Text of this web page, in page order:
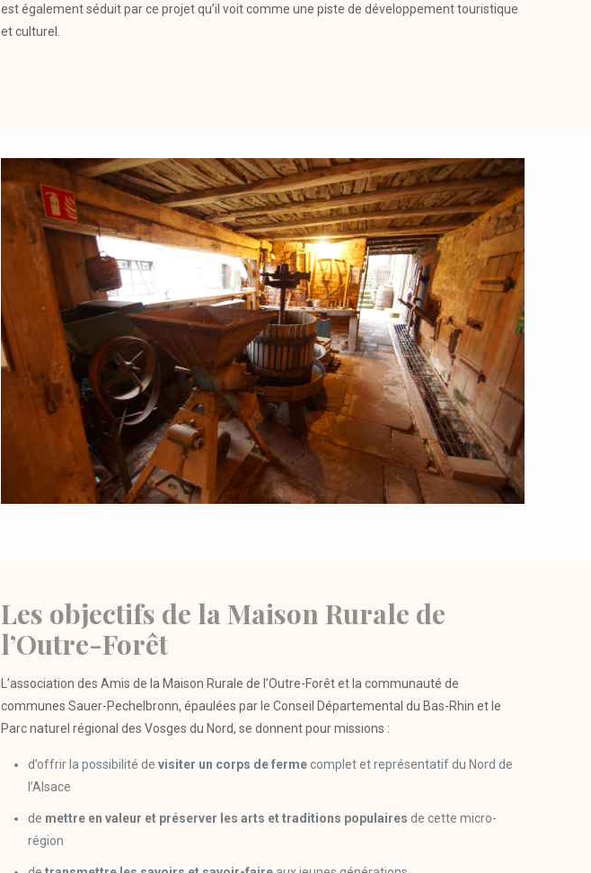
est également séduit par ce projet qu’il voit comme une piste de développement touristique
et culturel.
Les objectifs de la Maison Rurale de
l’Outre-Forêt
L’association des Amis de la Maison Rurale de l’Outre-Forêt et la communauté de
communes Sauer-Pechelbronn, épaulées par le Conseil Départemental du Bas-Rhin et le
Parc naturel régional des Vosges du Nord, se donnent pour missions :
d’offrir la possibilité de visiter un corps de fermecomplet et représentatif du Nord de
l’Alsace
de mettre en valeur et préserver les arts et traditions populaires de cette micro-
région